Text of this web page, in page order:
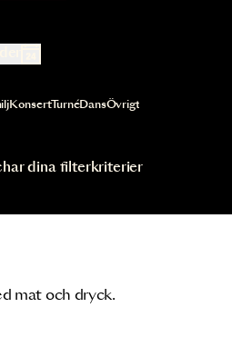
automatiskt
KonsertTurnéDansÖvrigt
dina filterkriterier
mat och dryck.